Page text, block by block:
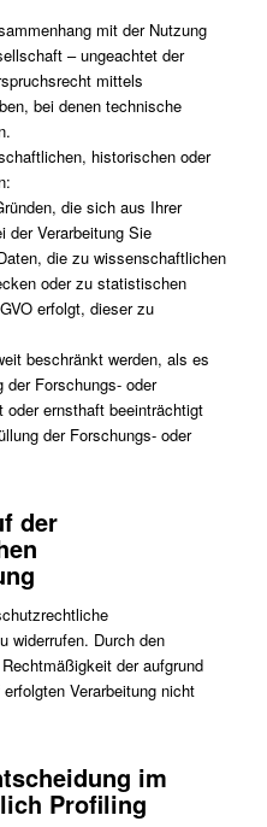
mit der Nutzung
– ungeachtet der
mittels
bei denen technische
historischen oder
die sich aus Ihrer
der Verarbeitung Sie
die zu wissenschaftlichen
oder zu statistischen
erfolgt, dieser zu
beschränkt werden, als es
Forschungs- oder
ernsthaft beeinträchtigt
der Forschungs- oder
der
widerrufen. Durch den
der aufgrund
Verarbeitung nicht
im
Profiling